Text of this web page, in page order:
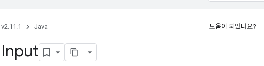
Java 도움이 되었나요?
Input